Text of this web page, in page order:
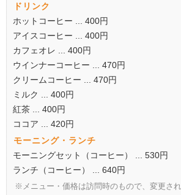
ドリンク
ホットコーヒー ... 400円
アイスコーヒー ... 400円
カフェオレ ... 400円
ウインナーコーヒー ... 470円
クリームコーヒー ... 470円
ミルク ... 400円
紅茶 ... 400円
ココア ... 420円
モーニング・ランチ
モーニングセット（コーヒー） ... 530円
ランチ（コーヒー） ... 640円
※メニュー・価格は訪問時のもので、変更さ